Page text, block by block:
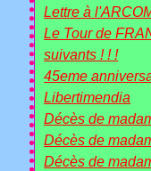
Lettre à
Le Tour de
suivants ! ! !
45eme
Libertimendia
Décès de
Décès de
Décès de